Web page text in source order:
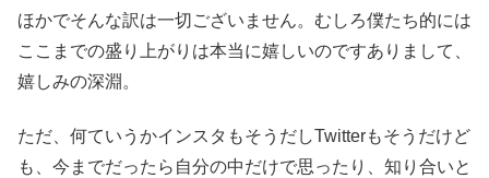
ほかでそんな訳は一切ございません。むしろ僕たち的には
ここまでの盛り上がりは本当に嬉しいのですありまして、
嬉しみの深淵。
ただ、何ていうかインスタもそうだしTwitterもそうだけど
も、今までだったら自分の中だけで思ったり、知り合いと